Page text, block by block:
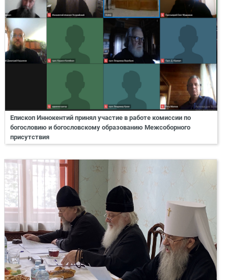
Епископ Иннокентий принял участие в работе комиссии по
богословию и богословскому образованию Межсоборного
присутствия